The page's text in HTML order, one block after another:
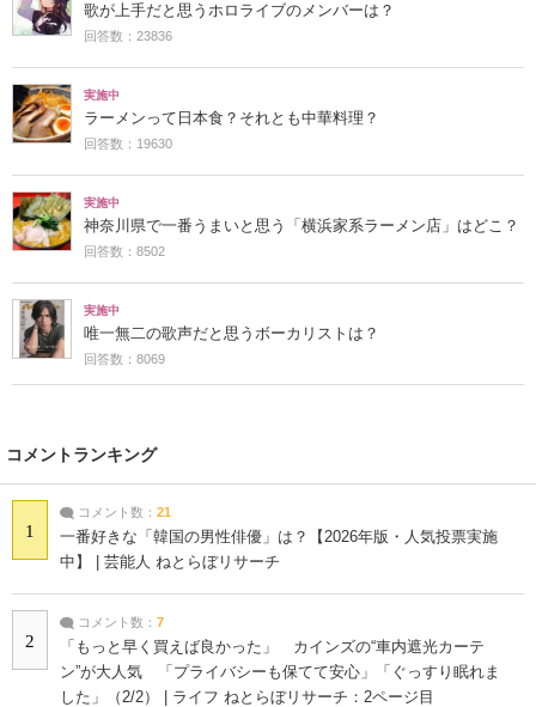
歌が上手だと思うホロライブのメンバーは？
回答数：23836
実施中
ラーメンって日本食？それとも中華料理？
回答数：19630
実施中
神奈川県で一番うまいと思う「横浜家系ラーメン店」はどこ？
回答数：8502
実施中
唯一無二の歌声だと思うボーカリストは？
回答数：8069
コメントランキング
1
コメント数： 21
一番好きな「韓国の男性俳優」は？【2026年版・人気投票実施
中】 | 芸能人 ねとらぼリサーチ
2
コメント数： 7
「もっと早く買えば良かった」 カインズの“車内遮光カーテ
ン”が大人気 「プライバシーも保てて安心」「ぐっすり眠れま
した」（2/2） | ライフ ねとらぼリサーチ：2ページ目